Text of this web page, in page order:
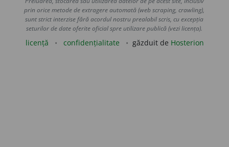
prin orice metode de extragere automată (web scraping, crawling),
sunt strict interzise fără acordul nostru prealabil scris, cu excepția
seturilor de date oferite oficial spre utilizare publică (vezi licența).
licență confidențialitate găzduit de Hosterion